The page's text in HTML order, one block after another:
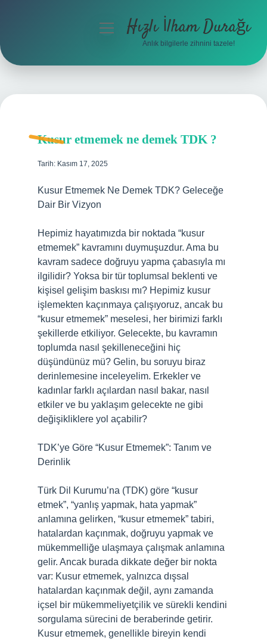
Hakkımızda
menüyüHızlı İlham Durağı
Anlık bilgilerle zihnini tazele!
Kusur etmemek ne demek TDK ?
Tarih: Kasım 17, 2025
Kusur Etmemek Ne Demek TDK? Geleceğe
Dair Bir Vizyon
Hepimiz hayatımızda bir noktada “kusur
etmemek” kavramını duymuşuzdur. Ama bu
kavram sadece doğruyu yapma çabasıyla mı
ilgilidir? Yoksa bir tür toplumsal beklenti ve
kişisel gelişim baskısı mı? Hepimiz kusur
işlemekten kaçınmaya çalışıyoruz, ancak bu
“kusur etmemek” meselesi, her birimizi farklı
şekillerde etkiliyor. Gelecekte, bu kavramın
toplumda nasıl şekilleneceğini hiç
düşündünüz mü? Gelin, bu soruyu biraz
derinlemesine inceleyelim. Erkekler ve
kadınlar farklı açılardan nasıl bakar, nasıl
etkiler ve bu yaklaşım gelecekte ne gibi
değişikliklere yol açabilir?
TDK’ye Göre “Kusur Etmemek”: Tanım ve
Derinlik
Türk Dil Kurumu’na (TDK) göre “kusur
etmek”, “yanlış yapmak, hata yapmak”
anlamına gelirken, “kusur etmemek” tabiri,
hatalardan kaçınmak, doğruyu yapmak ve
mükemmelliğe ulaşmaya çalışmak anlamına
gelir. Ancak burada dikkate değer bir nokta
var: Kusur etmemek, yalnızca dışsal
hatalardan kaçınmak değil, aynı zamanda
içsel bir mükemmeliyetçilik ve sürekli kendini
sorgulama sürecini de beraberinde getirir.
Kusur etmemek, genellikle bireyin kendi